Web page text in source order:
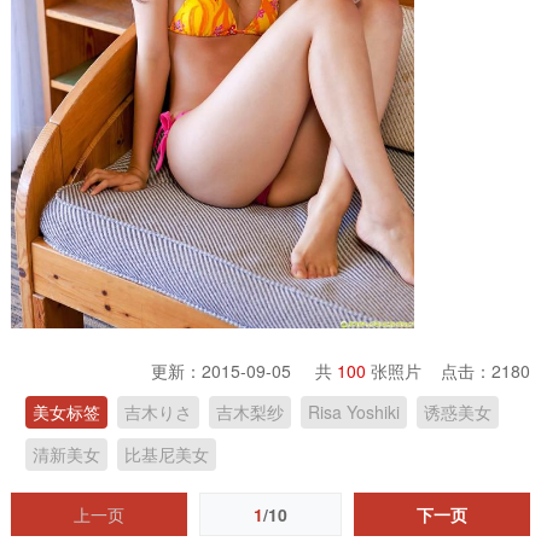
更新：2015-09-05 共 100 张照片 点击：2180
美女标签
吉木りさ 吉木梨纱 Risa Yoshiki
诱惑美女
清新美女
比基尼美女
上一页 1/10 下一页